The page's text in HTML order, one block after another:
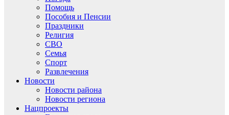
Помощь
Пособия и Пенсии
Праздники
Религия
СВО
Семья
Спорт
Развлечения
Новости
Новости района
Новости региона
Нацпроекты